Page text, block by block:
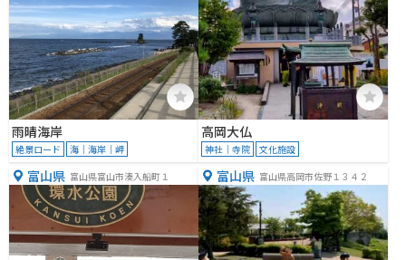
雨晴海岸
絶景ロード 海｜海岸｜岬
高岡大仏
神社｜寺院 文化施設
富山県 富山県富山市湊入船町１ 富山県 富山県高岡市佐野１３４２